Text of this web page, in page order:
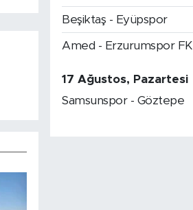
Beşiktaş - Eyüpspor
Amed - Erzurumspor FK
17 Ağustos, Pazartesi
Samsunspor - Göztepe